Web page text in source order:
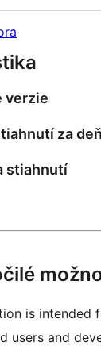
verzie
za deň
stiahnutí
is intended
users and